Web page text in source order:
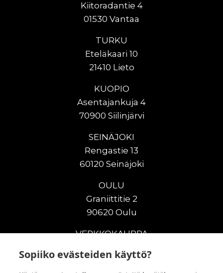
Sopiiko evästeiden käyttö?
Kiitoradantie 4
01530 Vantaa
TURKU
Eteläkaari 10
21410 Lieto
KUOPIO
Asentajankuja 4
70900 Siilinjärvi
SEINÄJOKI
Rengastie 13
60120 Seinäjoki
OULU
Graniittitie 2
90620 Oulu
VERKKOKAUPPA
Uudet maanrakennuskoneet